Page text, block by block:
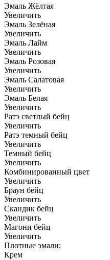
Эмаль Жёлтая
Увеличить
Эмаль Зелёная
Увеличить
Эмаль Лайм
Увеличить
Эмаль Розовая
Увеличить
Эмаль Салатовая
Увеличить
Эмаль Белая
Увеличить
Ратэ светлый бейц
Увеличить
Ратэ темный бейц
Увеличить
Темный бейц
Увеличить
Комбинированный цвет
Увеличить
Браун бейц
Увеличить
Скандик бейц
Увеличить
Магони бейц
Увеличить
Плотные эмали:
Крем